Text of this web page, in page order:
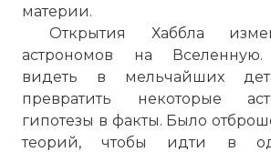
материи.
Открытия Хаббла
астрономов на Вселенную.
видеть в мельчайших
превратить некоторые
гипотезы в факты. Было
теорий, чтобы идти в